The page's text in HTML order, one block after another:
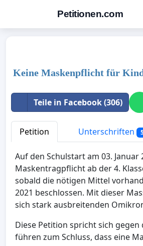
Petitionen.com
Keine Maskenpflicht für
Teile in Facebook (306)
Petition Unterschriften
Auf den Schulstart am 03.
Maskentragpflicht ab der 4.
sobald die nötigen Mittel
2021 beschlossen. Mit dieser
sich stark ausbreitenden
Diese Petition spricht sich
führen zum Schluss, dass eine